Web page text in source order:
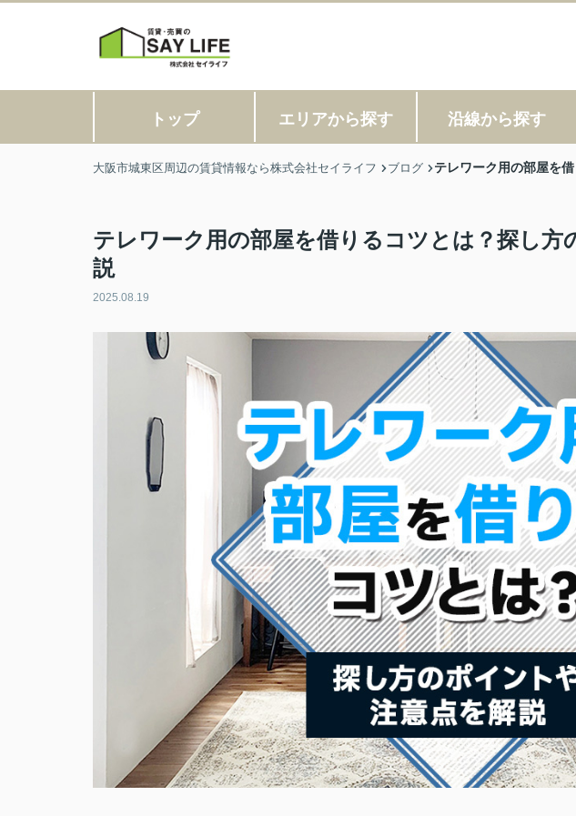
トップ エリアから探す 沿線から探す
大阪市城東区周辺の賃貸情報なら株式会社セイライフ ブログ テレワーク用の部屋を
テレワーク用の部屋を借りるコツとは？探し方
説
2025.08.19